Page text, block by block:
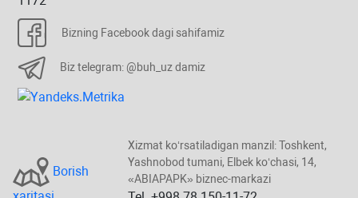
Bizning Facebook dagi sahifamiz
Biz telegram: @buh_uz damiz
Borish
Xizmat koʻrsatiladigan manzil: Toshkent,
Yashnobod tumani, Elbek koʻchasi, 14,
«ABIAPAPK» biznec-markazi